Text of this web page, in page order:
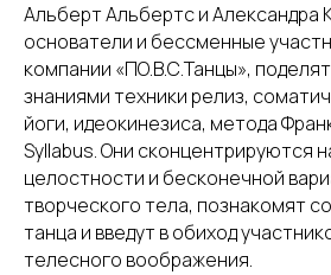
Альберт Альбертс и Александра
основатели и бессменные
компании «ПО.В.С.Танцы»,
знаниями техники релиз,
йоги, идеокинезиса, метода
Syllabus. Они сконцентрируются
целостности и бесконечной
творческого тела, познакомят
танца и введут в обиход
телесного воображения.